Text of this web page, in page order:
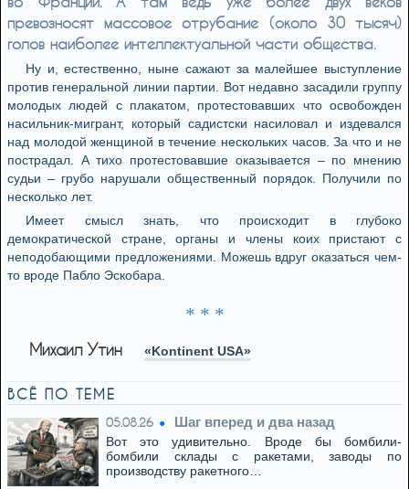
превозносят массовое отрубание (около 30 тысяч)
голов наиболее интеллектуальной части общества.
Ну и, естественно, ныне сажают за малейшее выступление
против генеральной линии партии. Вот недавно засадили группу
молодых людей с плакатом, протестовавших что освобожден
насильник-мигрант, который садистски насиловал и издевался
над молодой женщиной в течение нескольких часов. За что и не
пострадал. А тихо протестовавшие оказывается – по мнению
судьи – грубо нарушали общественный порядок. Получили по
несколько лет.
Имеет смысл знать, что происходит в глубоко
демократической стране, органы и члены коих пристают с
неподобающими предложениями. Можешь вдруг оказаться чем-
то вроде Пабло Эскобара.
* * *
Михаил Утин «Kontinent USA»
ВСЁ ПО ТЕМЕ
05.08.26 Шаг вперед и два назад
Вот это удивительно. Вроде бы бомбили-
бомбили склады с ракетами, заводы по
производству ракетного…